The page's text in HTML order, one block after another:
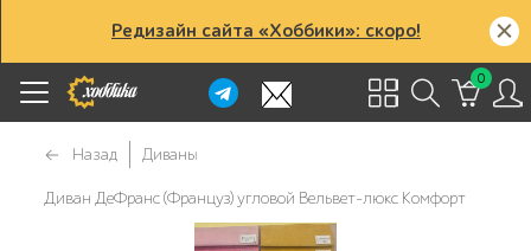
Редизайн сайта «Хоббики»: скоро!
0
Назад Диваны
Диван ДеФранс (Француз) угловой Вельвет-люкс Комфорт